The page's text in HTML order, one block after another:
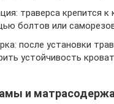
траверса крепится к
болтов или
после установки
устойчивость
и